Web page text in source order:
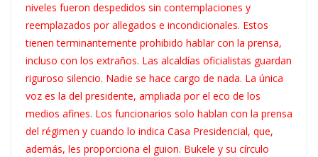
niveles fueron despedidos sin contemplaciones y
reemplazados por allegados e incondicionales. Estos
tienen terminantemente prohibido hablar con la prensa,
incluso con los extraños. Las alcaldías oficialistas guardan
riguroso silencio. Nadie se hace cargo de nada. La única
voz es la del presidente, ampliada por el eco de los
medios afines. Los funcionarios solo hablan con la prensa
del régimen y cuando lo indica Casa Presidencial, que,
además, les proporciona el guion. Bukele y su círculo